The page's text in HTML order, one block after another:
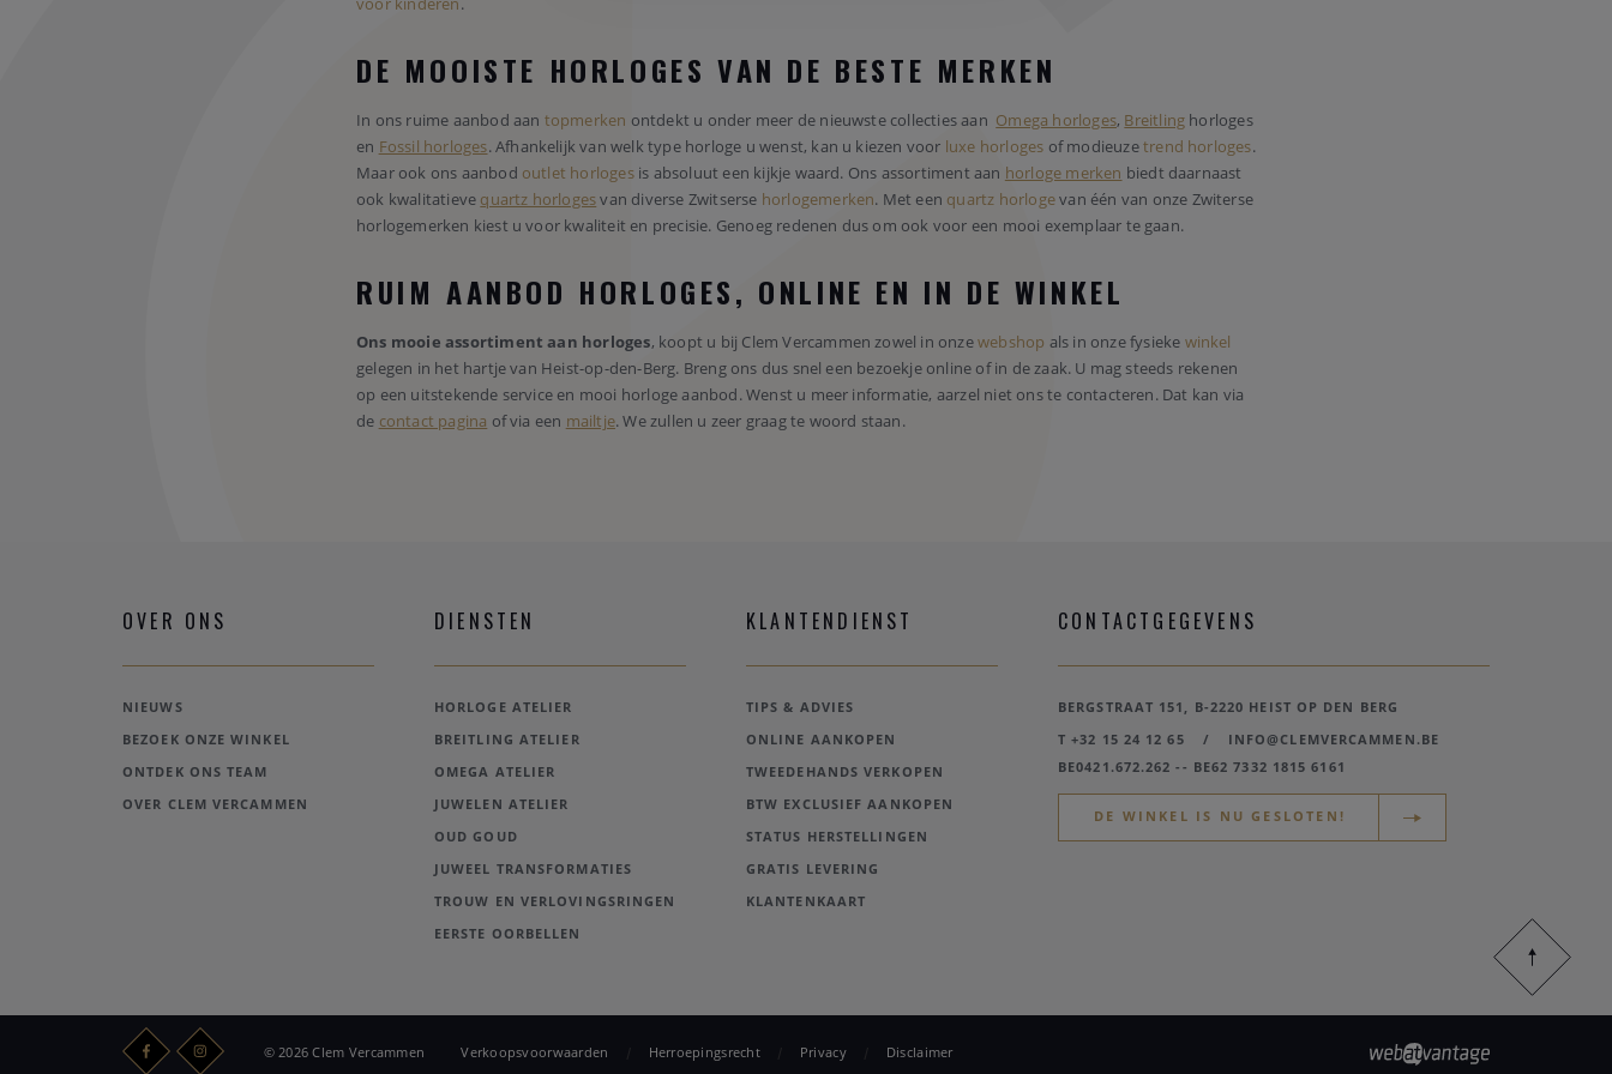
DE MOOISTE HORLOGES VAN DE BESTE MERKEN
In ons ruime aanbod aan topmerken ontdekt u onder meer de nieuwste collecties aan Omega horloges, Breitling horloges
en Fossil horloges. Afhankelijk van welk type horloge u wenst, kan u kiezen voor luxe horloges of modieuzetrend horloges.
Maar ook ons aanbod outlet horlogesis absoluut een kijkje waard. Ons assortiment aan horloge merken biedt daarnaast
ook kwalitatieve quartz horlogesvan diverse Zwitserse horlogemerken. Met een quartz horlogevan één van onze Zwiterse
horlogemerken kiest u voor kwaliteit en precisie. Genoeg redenen dus om ook voor een mooi exemplaar te gaan.
RUIM AANBOD HORLOGES, ONLINE EN IN DE WINKEL
Ons mooie assortiment aan horloges, koopt u bij Clem Vercammen zowel in onzewebshop als in onze fysieke winkel
gelegen in het hartje van Heist-op-den-Berg. Breng ons dus snel een bezoekje online of in de zaak. U mag steeds rekenen
op een uitstekende service en mooi horloge aanbod. Wenst u meer informatie, aarzel niet ons te contacteren. Dat kan via
de contact pagina of via een mailtje. We zullen u zeer graag te woord staan.
OVER ONS
NIEUWS
BEZOEK ONZE WINKEL
ONTDEK ONS TEAM
OVER CLEM VERCAMMEN
DIENSTEN
HORLOGE ATELIER
BREITLING ATELIER
OMEGA ATELIER
JUWELEN ATELIER
OUD GOUD
JUWEEL TRANSFORMATIES
TROUW EN VERLOVINGSRINGEN
EERSTE OORBELLEN
KLANTENDIENST
TIPS & ADVIES
ONLINE AANKOPEN
TWEEDEHANDS VERKOPEN
BTW EXCLUSIEF AANKOPEN
STATUS HERSTELLINGEN
GRATIS LEVERING
KLANTENKAART
CONTACTGEGEVENS
BERGSTRAAT 151, B-2220 HEIST OP DEN BERG
T +32 15 24 12 65
/
INFO@CLEMVERCAMMEN.BE
BE0421.672.262 -- BE62 7332 1815 6161
DE WINKEL IS NU GESLOTEN!
© 2026 Clem Vercammen Verkoopsvoorwaarden Herroepingsrecht Privacy Disclaimer